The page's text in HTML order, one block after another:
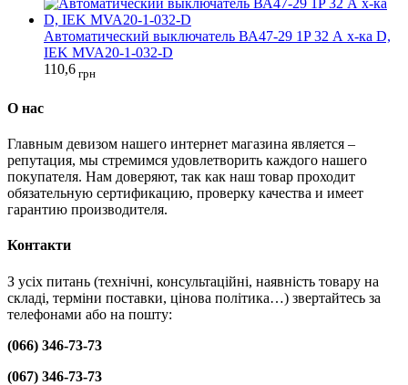
Автоматический выключатель ВА47-29 1P 32 А х-ка D,
IEK MVA20-1-032-D
110,6 грн
О нас
Главным девизом нашего интернет магазина является –
репутация, мы стремимся удовлетворить каждого нашего
покупателя. Нам доверяют, так как наш товар проходит
обязательную сертификацию, проверку качества и имеет
гарантию производителя.
Контакти
З усіх питань (технічні, консультаційні, наявність товару на
складі, терміни поставки, цінова політика…) звертайтесь за
телефонами або на пошту:
(066) 346-73-73
(067) 346-73-73